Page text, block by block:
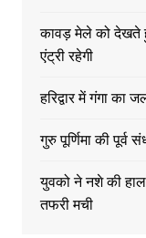
कावड़ मेले को देखते
एंट्री रहेगी
हरिद्वार में गंगा का
गुरु पूर्णिमा की पूर्व
युवको ने नशे की
तफरी मची